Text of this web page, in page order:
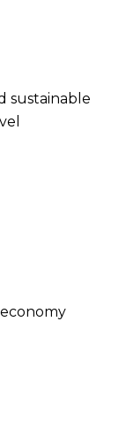
sustainable